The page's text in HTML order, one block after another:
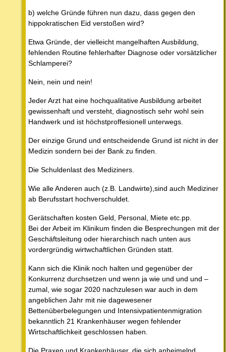
b) welche Gründe führen nun dazu, dass gegen den
hippokratischen Eid verstoßen wird?
Etwa Gründe, der vielleicht mangelhaften Ausbildung,
fehlenden Routine fehlerhafter Diagnose oder vorsätzlicher
Schlamperei?
Nein, nein und nein!
Jeder Arzt hat eine hochqualitative Ausbildung arbeitet
gewissenhaft und versteht, diagnostisch sehr wohl sein
Handwerk und ist höchstproffesionell unterwegs.
Der einzige Grund und entscheidende Grund ist nicht in der
Medizin sondern bei der Bank zu finden.
Die Schuldenlast des Mediziners.
Wie alle Anderen auch (z.B. Landwirte),sind auch Mediziner
ab Berufsstart hochverschuldet.
Gerätschaften kosten Geld, Personal, Miete etc.pp.
Bei der Arbeit im Klinikum finden die Besprechungen mit der
Geschäftsleitung oder hierarchisch nach unten aus
vordergründig wirtwchaftlichen Gründen statt.
Kann sich die Klinik noch halten und gegenüber der
Konkurrenz durchsetzen und wenn ja wie und und und –
zumal, wie sogar 2020 nachzulesen war auch in dem
angeblichen Jahr mit nie dagewesener
Bettenüberbelegungen und Intensivpatientenmigration
bekanntlich 21 Krankenhäuser wegen fehlender
Wirtschaftlichkeit geschlossen haben.